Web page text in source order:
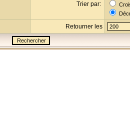
Trier par:
Retourner les